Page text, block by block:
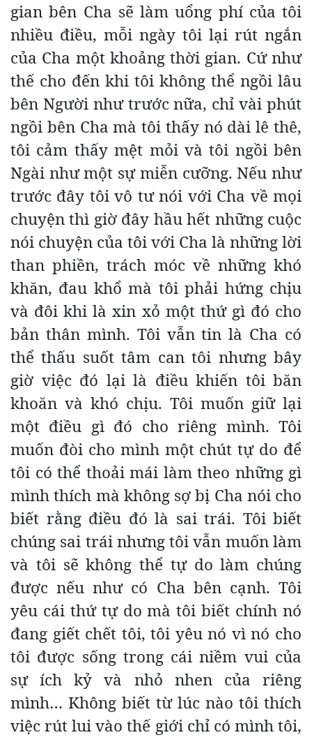
gian bên Cha sẽ làm uổng phí của tôi
nhiều điều, mỗi ngày tôi lại rút ngắn
của Cha một khoảng thời gian. Cứ như
thế cho đến khi tôi không thể ngồi lâu
bên Người như trước nữa, chỉ vài phút
ngồi bên Cha mà tôi thấy nó dài lê thê,
tôi cảm thấy mệt mỏi và tôi ngồi bên
Ngài như một sự miễn cưỡng. Nếu như
trước đây tôi vô tư nói với Cha về mọi
chuyện thì giờ đây hầu hết những cuộc
nói chuyện của tôi với Cha là những lời
than phiền, trách móc về những khó
khăn, đau khổ mà tôi phải hứng chịu
và đôi khi là xin xỏ một thứ gì đó cho
bản thân mình. Tôi vẫn tin là Cha có
thể thấu suốt tâm can tôi nhưng bây
giờ việc đó lại là điều khiến tôi băn
khoăn và khó chịu. Tôi muốn giữ lại
một điều gì đó cho riêng mình. Tôi
muốn đòi cho mình một chút tự do để
tôi có thể thoải mái làm theo những gì
mình thích mà không sợ bị Cha nói cho
biết rằng điều đó là sai trái. Tôi biết
chúng sai trái nhưng tôi vẫn muốn làm
và tôi sẽ không thể tự do làm chúng
được nếu như có Cha bên cạnh. Tôi
yêu cái thứ tự do mà tôi biết chính nó
đang giết chết tôi, tôi yêu nó vì nó cho
tôi được sống trong cái niềm vui của
sự ích kỷ và nhỏ nhen của riêng
mình… Không biết từ lúc nào tôi thích
việc rút lui vào thế giới chỉ có mình tôi,